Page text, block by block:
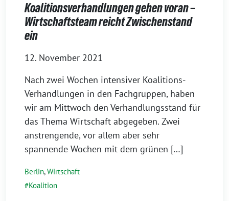
Koalitionsverhandlungen gehen voran –
Wirtschaftsteam reicht Zwischenstand
ein
12. November 2021
Nach zwei Wochen intensiver Koalitions-
Verhandlungen in den Fachgruppen, haben
wir am Mittwoch den Verhandlungsstand für
das Thema Wirtschaft abgegeben. Zwei
anstrengende, vor allem aber sehr
spannende Wochen mit dem grünen […]
Berlin,Wirtschaft
Koalition